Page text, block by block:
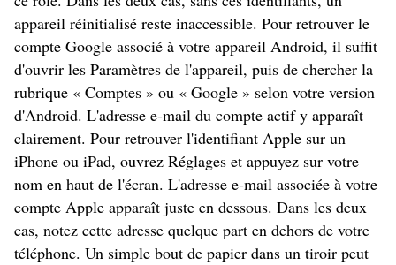
appareil réinitialisé reste inaccessible. Pour retrouver le
compte Google associé à votre appareil Android, il suffit
d'ouvrir les Paramètres de l'appareil, puis de chercher la
rubrique « Comptes » ou « Google » selon votre version
d'Android. L'adresse e-mail du compte actif y apparaît
clairement. Pour retrouver l'identifiant Apple sur un
iPhone ou iPad, ouvrez Réglages et appuyez sur votre
nom en haut de l'écran. L'adresse e-mail associée à votre
compte Apple apparaît juste en dessous. Dans les deux
cas, notez cette adresse quelque part en dehors de votre
téléphone. Un simple bout de papier dans un tiroir peut